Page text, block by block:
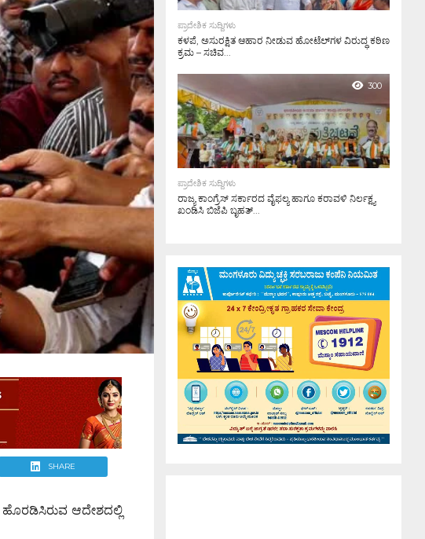
SHARE
ಹೊರಡಿಸಿರುವ ಆದೇಶದಲ್ಲಿ
ಪ್ರಾದೇಶಿಕ ಸುದ್ದಿಗಳು
ಕಳಪೆ, ಅಸುರಕ್ಷಿತ ಆಹಾರ ನೀಡುವ ಹೋಟೆಲ್‌ಗಳ ವಿರುದ್ಧ ಕಠಿಣ
ಕ್ರಮ – ಸಚಿವ...
300
ಪ್ರಾದೇಶಿಕ ಸುದ್ದಿಗಳು
ರಾಜ್ಯ ಕಾಂಗ್ರೆಸ್ ಸರ್ಕಾರದ ವೈಫಲ್ಯ ಹಾಗೂ ಕರಾವಳಿ ನಿರ್ಲಕ್ಷ್ಯ
ಖಂಡಿಸಿ ಬಿಜೆಪಿ ಬೃಹತ್...